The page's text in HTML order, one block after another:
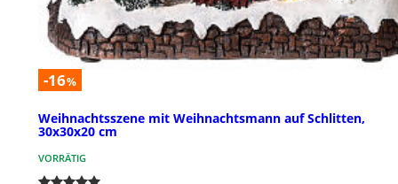
-16%
Weihnachtsszene mit Weihnachtsmann auf Schlitten,
30x30x20 cm
VORRÄTIG